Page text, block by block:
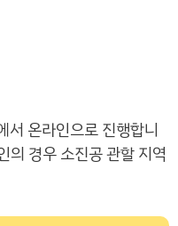
서 온라인으로 진행합니
의 경우 소진공 관할 지역